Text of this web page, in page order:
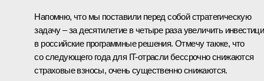
Напомню, что мы поставили перед собой стратегическую
задачу – за десятилетие в четыре раза увеличить
в российские программные решения. Отмечу также, что
со следующего года для IT-отрасли бессрочно снижаются
страховые взносы, очень существенно снижаются.